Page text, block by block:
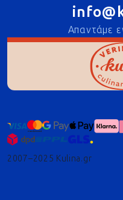
Απαντάμε
2007–2025 Kulina.gr